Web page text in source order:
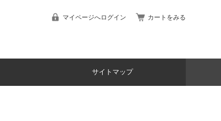
マイページへログイン カートをみる
サイトマップ